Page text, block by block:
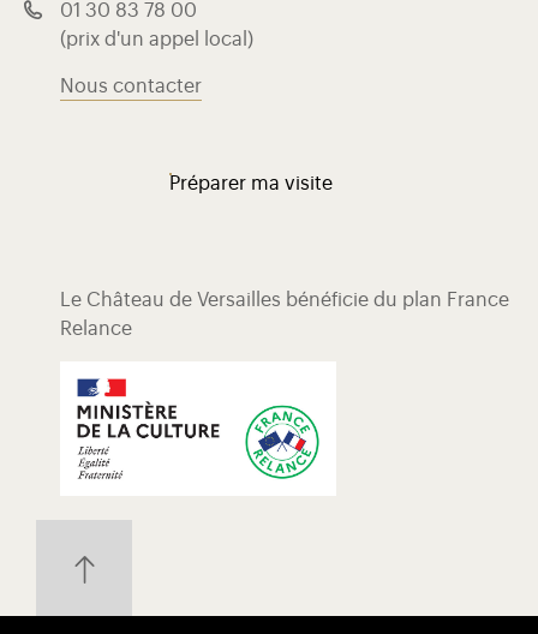
01 30 83 78 00
(prix d'un appel local)
Nous contacter
Préparer ma visite
Le Château de Versailles bénéficie du plan France
Relance